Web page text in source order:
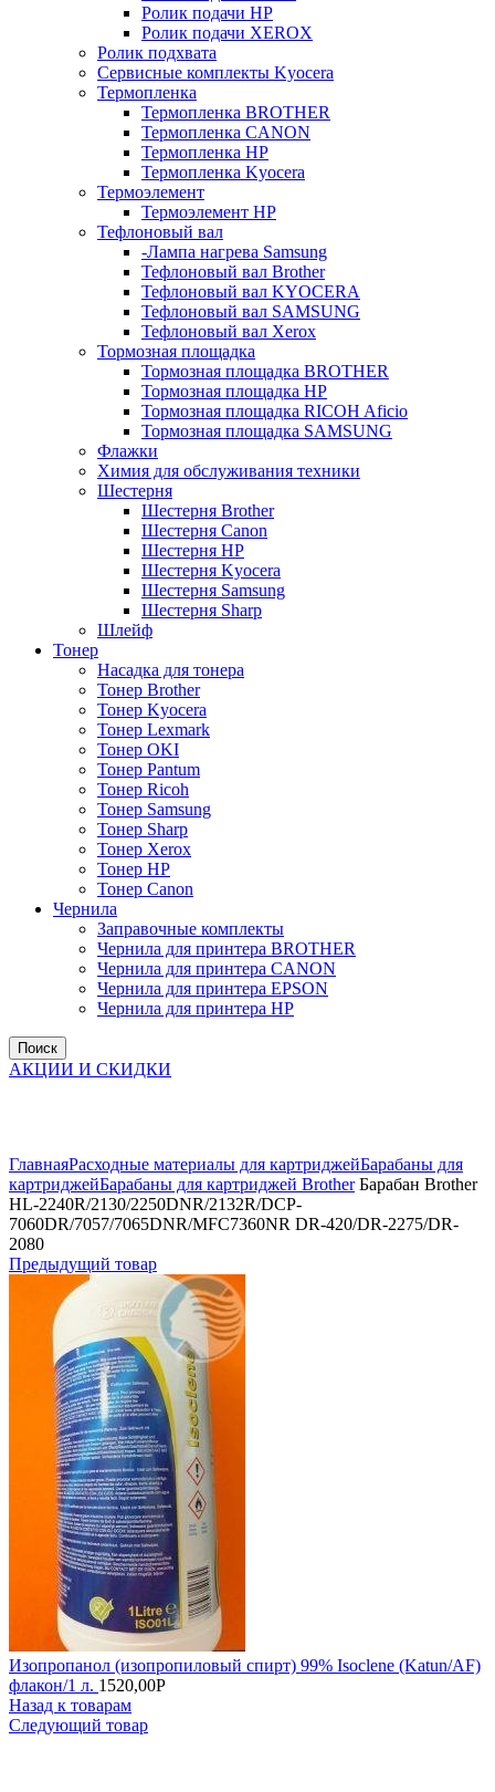
Ролик подачи HP
Ролик подачи XEROX
Ролик подхвата
Сервисные комплекты Kyocera
Термопленка
Термопленка BROTHER
Термопленка CANON
Термопленка HP
Термопленка Kyocera
Термоэлемент
Термоэлемент НР
Тефлоновый вал
-Лампа нагрева Samsung
Тефлоновый вал Brother
Тефлоновый вал KYOCERA
Тефлоновый вал SAMSUNG
Тефлоновый вал Xerox
Тормозная площадка
Тормозная площадка BROTHER
Тормозная площадка HP
Тормозная площадка RICOH Aficio
Тормозная площадка SAMSUNG
Флажки
Химия для обслуживания техники
Шестерня
Шестерня Brother
Шестерня Canon
Шестерня HP
Шестерня Kyocera
Шестерня Samsung
Шестерня Sharp
Шлейф
Тонер
Насадка для тонера
Тонер Brother
Тонер Kyocera
Тонер Lexmark
Тонер OKI
Тонер Pantum
Тонер Ricoh
Тонер Samsung
Тонер Sharp
Тонер Xerox
Тонер НР
Тонер Саnon
Чернила
Заправочные комплекты
Чернила для принтера BROTHER
Чернила для принтера CANON
Чернила для принтера EPSON
Чернила для принтера HP
Поиск
АКЦИИ И СКИДКИ
ГлавнаяРасходные материалы для картриджейБарабаны для
картриджейБарабаны для картриджей BrotherБарабан Brother
HL-2240R/2130/2250DNR/2132R/DCP-
7060DR/7057/7065DNR/MFC7360NR DR-420/DR-2275/DR-
2080
Предыдущий товар
Изопропанол (изопропиловый спирт) 99% Isoclene (Katun/AF)
флакон/1 л. 1520,00Р
Назад к товарам
Следующий товар